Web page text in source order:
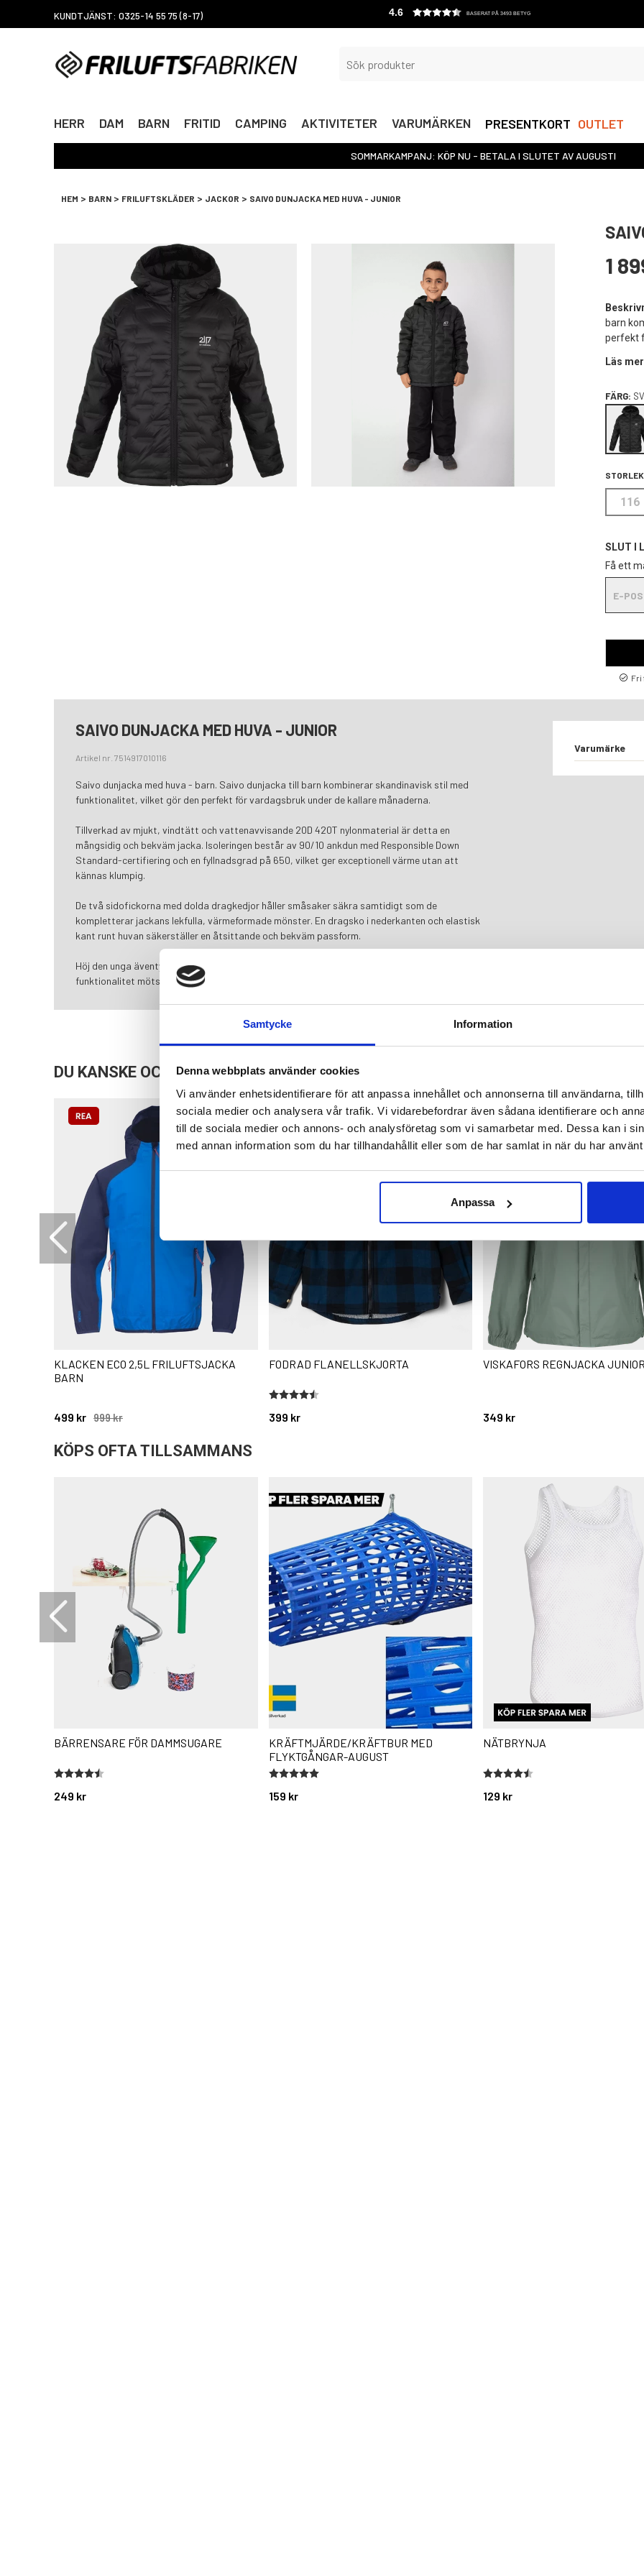
Samtycke Information
Denna webbplats använder cookies
Vi använder enhetsidentifierare för att anpassa innehållet och annonserna till användarna,
sociala medier och analysera vår trafik. Vi vidarebefordrar även sådana identifierare och
till de sociala medier och annons- och analysföretag som vi samarbetar med. Dessa kan i
med annan information som du har tillhandahållit eller som de har samlat in när du har
Anpassa
KUNDTJÄNST: 0325-14 55 75 (8-17) 4.6 BASERAT PÅ 3493 BETYG
HERR DAM BARN FRITID CAMPING AKTIVITETER VARUMÄRKEN PRESENTKORT OUTLET
SOMMARKAMPANJ: KÖP NU - BETALA I SLUTET AV AUGUSTI
HEM > BARN > FRILUFTSKLÄDER > JACKOR > SAIVO DUNJACKA MED HUVA - JUNIOR
1
barn
perfekt
Läs
FÄRG:
116
SLUT I
Få ett
Fri
SAIVO DUNJACKA MED HUVA - JUNIOR
Artikel nr. 7514917010116
Saivo dunjacka med huva - barn. Saivo dunjacka till barn kombinerar skandinavisk stil med
funktionalitet, vilket gör den perfekt för vardagsbruk under de kallare månaderna.
Tillverkad av mjukt, vindtätt och vattenavvisande 20D 420T nylonmaterial är detta en
mångsidig och bekväm jacka. Isoleringen består av 90/10 ankdun med Responsible Down
Standard-certifiering och en fyllnadsgrad på 650, vilket ger exceptionell värme utan att
kännas klumpig.
De två sidofickorna med dolda dragkedjor håller småsaker säkra samtidigt som de
kompletterar jackans lekfulla, värmeformade mönster. En dragsko i nederkanten och elastisk
kant runt huvan säkerställer en åtsittande och bekväm passform.
Höj den unga äventyrarens vintergarderob med Saivo-jackan – där minimalistisk design och
funktionalitet möts.
Varumärke
DU KANSKE OCKSÅ ÄR INTRESSERAD AV
KLACKEN ECO 2,5L FRILUFTSJACKA
BARN
499 kr 999 kr
FODRAD FLANELLSKJORTA
399 kr
Betyg:
4.6 utav 5 stjärnor
VISKAFORS REGNJACKA JUNIOR
349 kr
KÖPS OFTA TILLSAMMANS
BÄRRENSARE FÖR DAMMSUGARE
249 kr
Betyg:
4.7 utav 5 stjärnor
KRÄFTMJÄRDE/KRÄFTBUR MED
FLYKTGÅNGAR-AUGUST
159 kr
Betyg:
5.0 utav 5 stjärnor
NÄTBRYNJA
129 kr
Betyg:
4.6 utav 5 stjärnor